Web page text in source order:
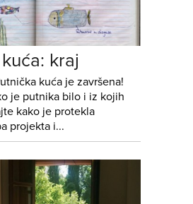
kraj
kuća je završena!
je putnika bilo i iz kojih
kako je protekla
projekta i...